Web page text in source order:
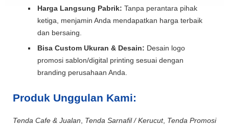
Harga Langsung Pabrik: Tanpa perantara pihak
ketiga, menjamin Anda mendapatkan harga terbaik
dan bersaing.
Bisa Custom Ukuran & Desain: Desain logo
promosi sablon/digital printing sesuai dengan
branding perusahaan Anda.
Produk Unggulan Kami:
Tenda Cafe & Jualan Tenda Sarnafil / Kerucut, Tenda Promosi